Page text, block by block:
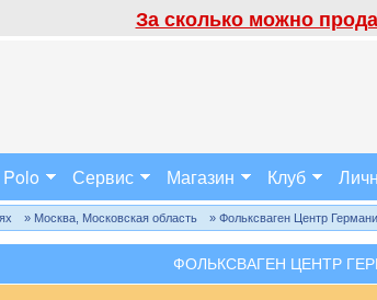
За сколько можно
Сервис Магазин Клуб
» Москва, Московская область » Фольксваген Центр
ФОЛЬКСВАГЕН ЦЕНТР